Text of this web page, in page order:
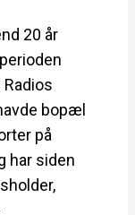
20 år
bopæl
på
har siden